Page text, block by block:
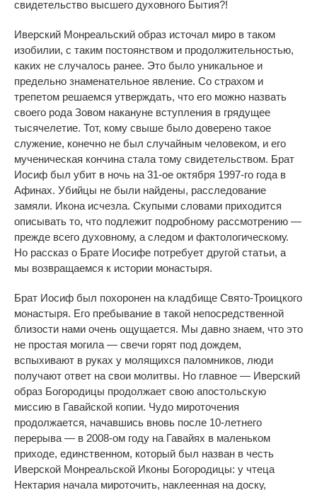
свидетельство высшего духовного Бытия?!
Иверский Монреальский образ источал миро в таком
изобилии, с таким постоянством и продолжительностью,
каких не случалось ранее. Это было уникальное и
предельно знаменательное явление. Со страхом и
трепетом решаемся утверждать, что его можно назвать
своего рода Зовом накануне вступления в грядущее
тысячелетие. Тот, кому свыше было доверено такое
служение, конечно не был случайным человеком, и его
мученическая кончина стала тому свидетельством. Брат
Иосиф был убит в ночь на 31-ое октября 1997-го года в
Афинах. Убийцы не были найдены, расследование
замяли. Икона исчезла. Скупыми словами приходится
описывать то, что подлежит подробному рассмотрению —
прежде всего духовному, а следом и фактологическому.
Но рассказ о Брате Иосифе потребует другой статьи, а
мы возвращаемся к истории монастыря.
Брат Иосиф был похоронен на кладбище Свято-Троицкого
монастыря. Его пребывание в такой непосредственной
близости нами очень ощущается. Мы давно знаем, что это
не простая могила — свечи горят под дождем,
вспыхивают в руках у молящихся паломников, люди
получают ответ на свои молитвы. Но главное — Иверский
образ Богородицы продолжает свою апостольскую
миссию в Гавайской копии. Чудо мироточения
продолжается, начавшись вновь после 10-летнего
перерыва — в 2008-ом году на Гавайях в маленьком
приходе, единственном, который был назван в честь
Иверской Монреальской Иконы Богородицы: у чтеца
Нектария начала мироточить, наклеенная на доску,